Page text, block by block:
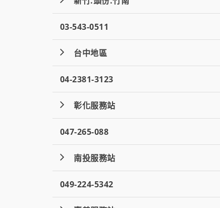
03-543-0511
台中地區
04-2381-3123
彰化服務站
047-265-088
南投服務站
049-224-5342